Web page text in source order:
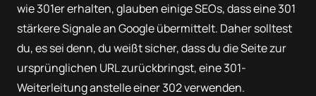
wie 301er erhalten, glauben einige SEOs, dass eine 301
stärkere Signale an Google übermittelt. Daher solltest
du, es sei denn, du weißt sicher, dass du die Seite zur
ursprünglichen URL zurückbringst, eine 301-
Weiterleitung anstelle einer 302 verwenden.